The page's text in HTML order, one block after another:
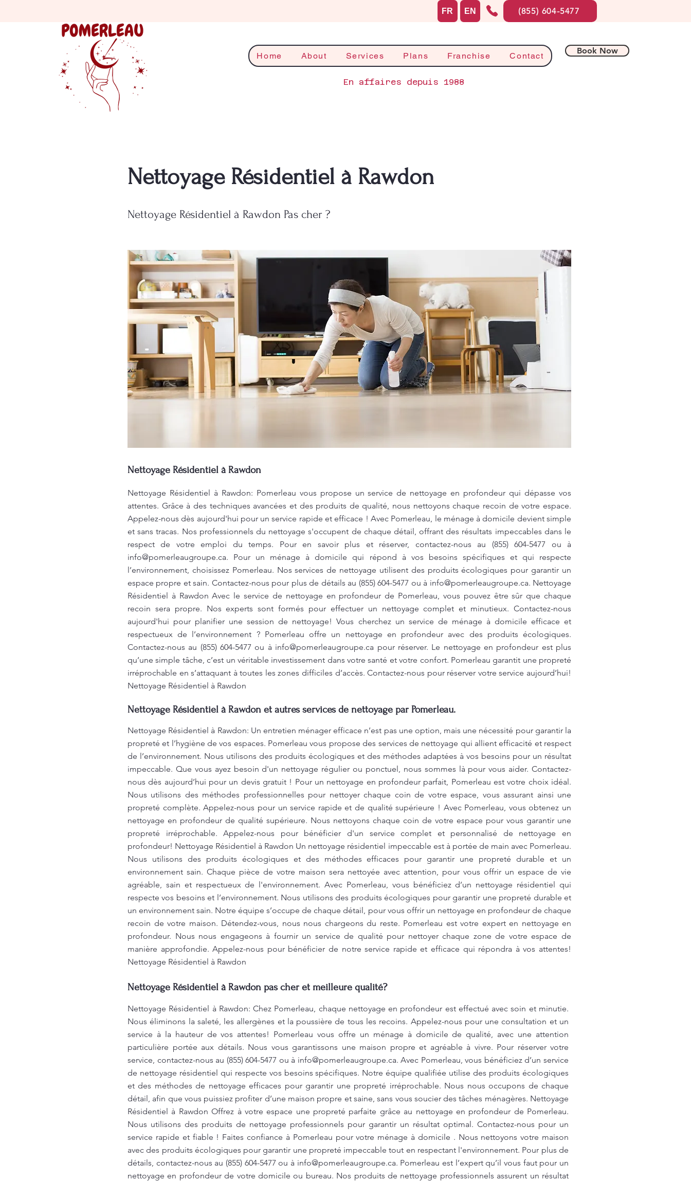
Home About Services Plans Franchise Contact
Book Now
En affaires depuis 1988
FR EN (855) 604-5477
Nettoyage Résidentiel à Rawdon
Nettoyage Résidentiel à Rawdon Pas cher ?
Nettoyage Résidentiel à Rawdon
Nettoyage Résidentiel à Rawdon: Pomerleau vous propose un service de nettoyage en profondeur qui dépasse vos
attentes. Grâce à des techniques avancées et des produits de qualité, nous nettoyons chaque recoin de votre espace.
Appelez-nous dès aujourd'hui pour un service rapide et efficace ! Avec Pomerleau, le ménage à domicile devient simple
et sans tracas. Nos professionnels du nettoyage s'occupent de chaque détail, offrant des résultats impeccables dans le
respect de votre emploi du temps. Pour en savoir plus et réserver, contactez-nous au (855) 604-5477 ou à
info@pomerleaugroupe.ca. Pour un ménage à domicile qui répond à vos besoins spécifiques et qui respecte
l’environnement, choisissez Pomerleau. Nos services de nettoyage utilisent des produits écologiques pour garantir un
espace propre et sain. Contactez-nous pour plus de détails au (855) 604-5477 ou à info@pomerleaugroupe.ca. Nettoyage
Résidentiel à Rawdon Avec le service de nettoyage en profondeur de Pomerleau, vous pouvez être sûr que chaque
recoin sera propre. Nos experts sont formés pour effectuer un nettoyage complet et minutieux. Contactez-nous
aujourd'hui pour planifier une session de nettoyage! Vous cherchez un service de ménage à domicile efficace et
respectueux de l’environnement ? Pomerleau offre un nettoyage en profondeur avec des produits écologiques.
Contactez-nous au (855) 604-5477 ou à info@pomerleaugroupe.ca pour réserver. Le nettoyage en profondeur est plus
qu’une simple tâche, c’est un véritable investissement dans votre santé et votre confort. Pomerleau garantit une propreté
irréprochable en s’attaquant à toutes les zones difficiles d’accès. Contactez-nous pour réserver votre service aujourd’hui!
Nettoyage Résidentiel à Rawdon
Nettoyage Résidentiel à Rawdon et autres services de nettoyage par Pomerleau.
Nettoyage Résidentiel à Rawdon: Un entretien ménager efficace n’est pas une option, mais une nécessité pour garantir la
propreté et l’hygiène de vos espaces. Pomerleau vous propose des services de nettoyage qui allient efficacité et respect
de l’environnement. Nous utilisons des produits écologiques et des méthodes adaptées à vos besoins pour un résultat
impeccable. Que vous ayez besoin d'un nettoyage régulier ou ponctuel, nous sommes là pour vous aider. Contactez-
nous dès aujourd’hui pour un devis gratuit ! Pour un nettoyage en profondeur parfait, Pomerleau est votre choix idéal.
Nous utilisons des méthodes professionnelles pour nettoyer chaque coin de votre espace, vous assurant ainsi une
propreté complète. Appelez-nous pour un service rapide et de qualité supérieure ! Avec Pomerleau, vous obtenez un
nettoyage en profondeur de qualité supérieure. Nous nettoyons chaque coin de votre espace pour vous garantir une
propreté irréprochable. Appelez-nous pour bénéficier d'un service complet et personnalisé de nettoyage en
profondeur! Nettoyage Résidentiel à Rawdon Un nettoyage résidentiel impeccable est à portée de main avec Pomerleau.
Nous utilisons des produits écologiques et des méthodes efficaces pour garantir une propreté durable et un
environnement sain. Chaque pièce de votre maison sera nettoyée avec attention, pour vous offrir un espace de vie
agréable, sain et respectueux de l'environnement. Avec Pomerleau, vous bénéficiez d’un nettoyage résidentiel qui
respecte vos besoins et l’environnement. Nous utilisons des produits écologiques pour garantir une propreté durable et
un environnement sain. Notre équipe s’occupe de chaque détail, pour vous offrir un nettoyage en profondeur de chaque
recoin de votre maison. Détendez-vous, nous nous chargeons du reste. Pomerleau est votre expert en nettoyage en
profondeur. Nous nous engageons à fournir un service de qualité pour nettoyer chaque zone de votre espace de
manière approfondie. Appelez-nous pour bénéficier de notre service rapide et efficace qui répondra à vos attentes!
Nettoyage Résidentiel à Rawdon
Nettoyage Résidentiel à Rawdon pas cher et meilleure qualité?
Nettoyage Résidentiel à Rawdon: Chez Pomerleau, chaque nettoyage en profondeur est effectué avec soin et minutie.
Nous éliminons la saleté, les allergènes et la poussière de tous les recoins. Appelez-nous pour une consultation et un
service à la hauteur de vos attentes! Pomerleau vous offre un ménage à domicile de qualité, avec une attention
particulière portée aux détails. Nous vous garantissons une maison propre et agréable à vivre. Pour réserver votre
service, contactez-nous au (855) 604-5477 ou à info@pomerleaugroupe.ca. Avec Pomerleau, vous bénéficiez d’un service
de nettoyage résidentiel qui respecte vos besoins spécifiques. Notre équipe qualifiée utilise des produits écologiques
et des méthodes de nettoyage efficaces pour garantir une propreté irréprochable. Nous nous occupons de chaque
détail, afin que vous puissiez profiter d’une maison propre et saine, sans vous soucier des tâches ménagères. Nettoyage
Résidentiel à Rawdon Offrez à votre espace une propreté parfaite grâce au nettoyage en profondeur de Pomerleau.
Nous utilisons des produits de nettoyage professionnels pour garantir un résultat optimal. Contactez-nous pour un
service rapide et fiable ! Faites confiance à Pomerleau pour votre ménage à domicile . Nous nettoyons votre maison
avec des produits écologiques pour garantir une propreté impeccable tout en respectant l'environnement. Pour plus de
détails, contactez-nous au (855) 604-5477 ou à info@pomerleaugroupe.ca. Pomerleau est l’expert qu’il vous faut pour un
nettoyage en profondeur de votre domicile ou bureau. Nos produits de nettoyage professionnels assurent un résultat